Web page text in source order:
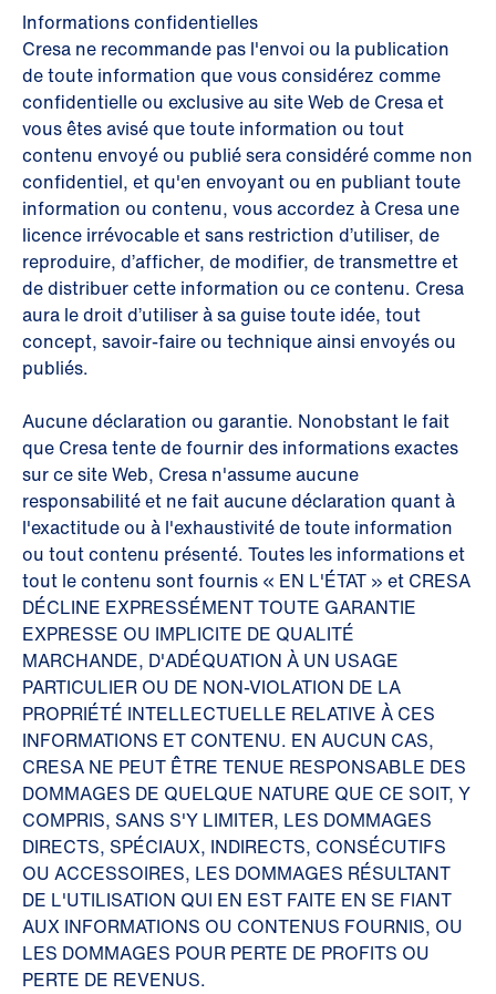
Informations confidentielles
Cresa ne recommande pas l'envoi ou la publication
de toute information que vous considérez comme
confidentielle ou exclusive au site Web de Cresa et
vous êtes avisé que toute information ou tout
contenu envoyé ou publié sera considéré comme non
confidentiel, et qu'en envoyant ou en publiant toute
information ou contenu, vous accordez à Cresa une
licence irrévocable et sans restriction d’utiliser, de
reproduire, d’afficher, de modifier, de transmettre et
de distribuer cette information ou ce contenu. Cresa
aura le droit d’utiliser à sa guise toute idée, tout
concept, savoir-faire ou technique ainsi envoyés ou
publiés.
Aucune déclaration ou garantie. Nonobstant le fait
que Cresa tente de fournir des informations exactes
sur ce site Web, Cresa n'assume aucune
responsabilité et ne fait aucune déclaration quant à
l'exactitude ou à l'exhaustivité de toute information
ou tout contenu présenté. Toutes les informations et
tout le contenu sont fournis « EN L'ÉTAT » et CRESA
DÉCLINE EXPRESSÉMENT TOUTE GARANTIE
EXPRESSE OU IMPLICITE DE QUALITÉ
MARCHANDE, D'ADÉQUATION À UN USAGE
PARTICULIER OU DE NON-VIOLATION DE LA
PROPRIÉTÉ INTELLECTUELLE RELATIVE À CES
INFORMATIONS ET CONTENU. EN AUCUN CAS,
CRESA NE PEUT ÊTRE TENUE RESPONSABLE DES
DOMMAGES DE QUELQUE NATURE QUE CE SOIT, Y
COMPRIS, SANS S'Y LIMITER, LES DOMMAGES
DIRECTS, SPÉCIAUX, INDIRECTS, CONSÉCUTIFS
OU ACCESSOIRES, LES DOMMAGES RÉSULTANT
DE L'UTILISATION QUI EN EST FAITE EN SE FIANT
AUX INFORMATIONS OU CONTENUS FOURNIS, OU
LES DOMMAGES POUR PERTE DE PROFITS OU
PERTE DE REVENUS.